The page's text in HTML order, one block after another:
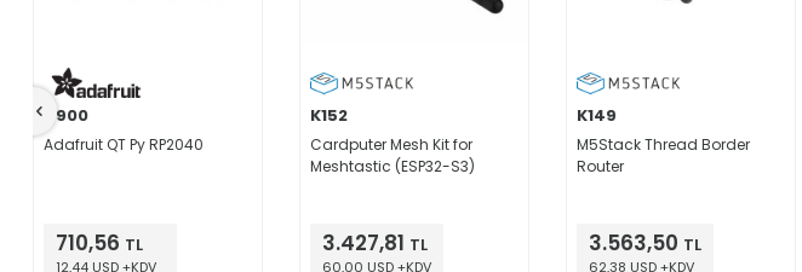
4900
Adafruit QT Py RP2040
710,56 TL
12,44 USD +KDV
K152
Cardputer Mesh Kit for
Meshtastic (ESP32-S3)
3.427,81 TL
60,00 USD +KDV
K149
M5Stack Thread Border
Router
3.563,50 TL
62,38 USD +KDV